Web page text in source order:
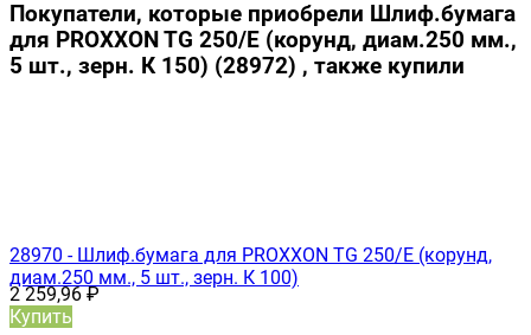
Покупатели, которые приобрели Шлиф.бумага
для PROXXON TG 250/Е (корунд, диам.250 мм.,
5 шт., зерн. К 150) (28972) , также купили
28970 - Шлиф.бумага для PROXXON TG 250/Е (корунд,
диам.250 мм., 5 шт., зерн. К 100)
2 259,96₽
Купить